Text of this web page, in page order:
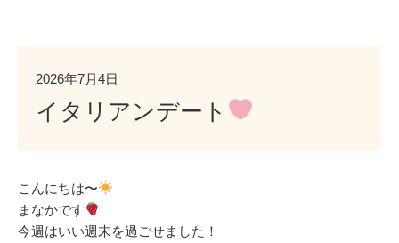
2026年7月4日
イタリアンデート
こんにちは〜
まなかです
今週はいい週末を過ごせました！